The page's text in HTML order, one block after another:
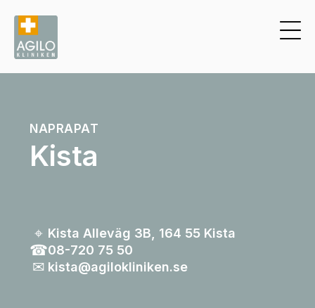
NAPRAPAT
Kista
⌖ Kista Alleväg 3B, 164 55 Kista
☎︎08-720 75 50
✉︎ kista@agilokliniken.se